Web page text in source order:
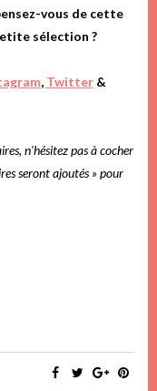
vous de cette
sélection ?
, Twitter&
n’hésitez pas à cocher
seront ajoutés » pour